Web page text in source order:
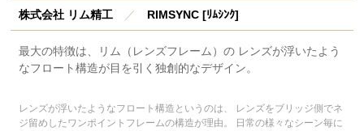
株式会社 リム精工 ／ RIMSYNC [ﾘﾑｼﾝｸ]
最大の特徴は、リム（レンズフレーム）の レンズが浮いたよう
なフロート構造が目を引く独創的なデザイン。
レンズが浮いたようなフロート構造というのは、 レンズをブリッジ側でネ
ジ留めしたワンポイントフレームの構造が理由。 日常の様々なシーン毎に